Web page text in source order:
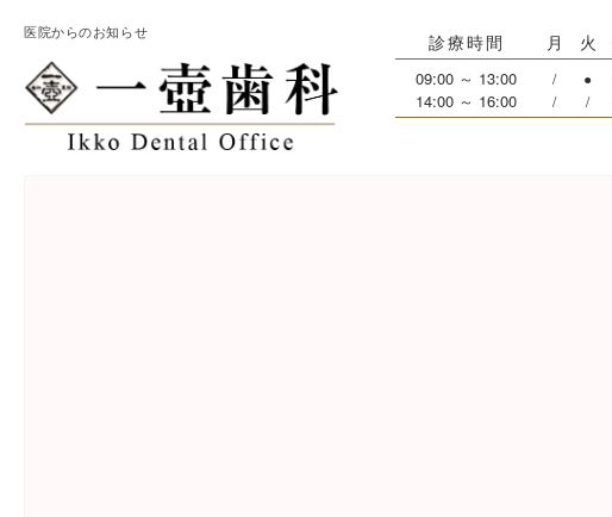
医院からのお知らせ 診療時間 月 火
09:00 ～ 13:00 / ●
14:00 ～ 16:00 / /